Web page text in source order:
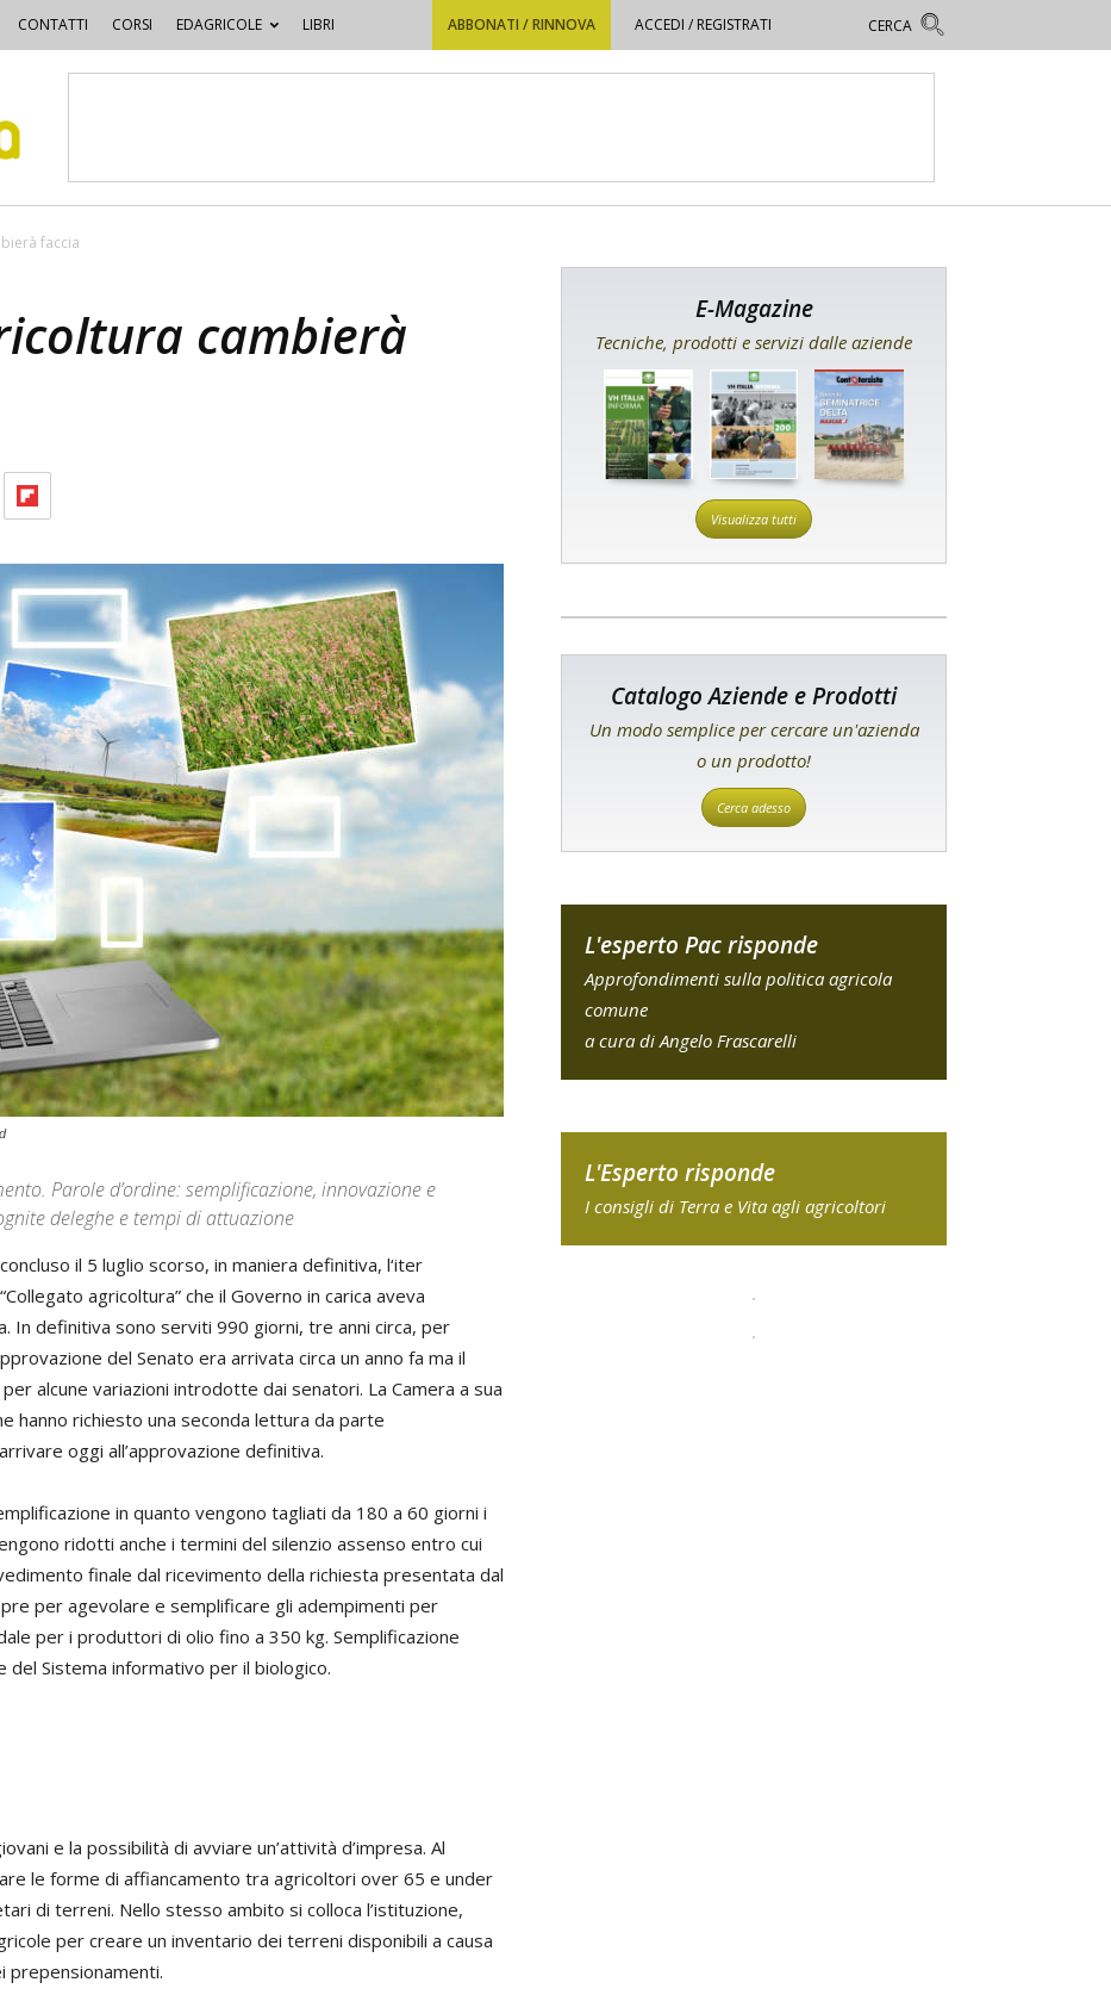
CONTATTI CORSI EDAGRICOLE LIBRI ABBONATI / RINNOVA ACCEDI / REGISTRATI
faccia
cambierà
Parole d’ordine: semplificazione, innovazione e
deleghe e tempi di attuazione
il 5 luglio scorso, in maniera definitiva, l‘iter
agricoltura” che il Governo in carica aveva
definitiva sono serviti 990 giorni, tre anni circa, per
del Senato era arrivata circa un anno fa ma il
alcune variazioni introdotte dai senatori. La Camera a sua
hanno richiesto una seconda lettura da parte
oggi all’approvazione definitiva.
in quanto vengono tagliati da 180 a 60 giorni i
ridotti anche i termini del silenzio assenso entro cui
finale dal ricevimento della richiesta presentata dal
per agevolare e semplificare gli adempimenti per
per i produttori di olio fino a 350 kg. Semplificazione
Sistema informativo per il biologico.
e la possibilità di avviare un’attività d’impresa. Al
le forme di affiancamento tra agricoltori over 65 e under
di terreni. Nello stesso ambito si colloca l’istituzione,
per creare un inventario dei terreni disponibili a causa
prepensionamenti.
E-Magazine
Tecniche, prodotti e servizi dalle aziende
Visualizza tutti
Catalogo Aziende e Prodotti
Un modo semplice per cercare un'azienda
o un prodotto!
Cerca adesso
L'esperto Pac risponde
Approfondimenti sulla politica agricola
comune
a cura di Angelo Frascarelli
L'Esperto risponde
I consigli di Terra e Vita agli agricoltori